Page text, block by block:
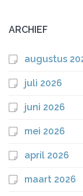
ARCHIEF
augustus
juli 2026
juni 2026
mei 2026
april 2026
maart 2026